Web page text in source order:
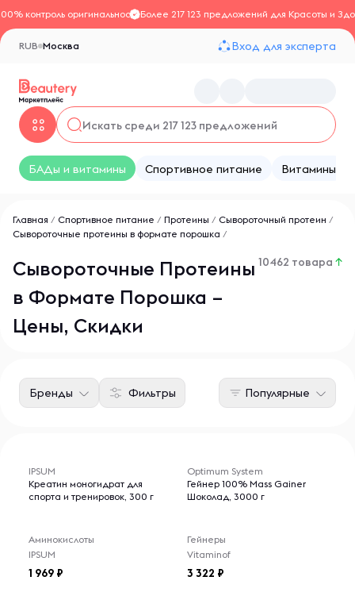
контроль оригинальностиБолее 217 123 предложений для Красоты и
Москва
RUB Вход для эксперта
БАДы и витамины Спортивное питание Витамины
Главная / Спортивное питание / Протеины / Сывороточный протеин /
Сывороточные протеины в формате порошка /
Сывороточные Протеины
в Формате Порошка –
Цены, Скидки
10462 товара ↑
Фильтры
Бренды Популярные
IPSUM
Креатин моногидрат для
спорта и тренировок, 300 г
Аминокислоты
IPSUM
1 969
Optimum System
Гейнер 100% Mass Gainer
Шоколад, 3000 г
Гейнеры
Vitaminof
3 322